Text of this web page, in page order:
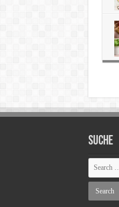
SUCHE